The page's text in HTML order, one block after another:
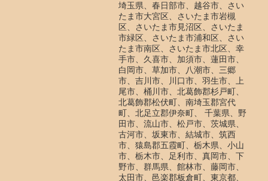
埼玉県、春日部市、越谷市、さい
たま市大宮区、さいたま市岩槻
区、さいたま市見沼区、さいたま
市緑区、さいたま市浦和区、さい
たま市南区、さいたま市北区、幸
手市、久喜市、加須市、蓮田市、
白岡市、草加市、八潮市、三郷
市、吉川市、川口市、羽生市、上
尾市、桶川市、北葛飾郡杉戸町、
北葛飾郡松伏町、南埼玉郡宮代
町、北足立郡伊奈町、 千葉県、野
田市、流山市、松戸市、茨城県、
古河市、坂東市、結城市、筑西
市、猿島郡五霞町、栃木県、小山
市、栃木市、足利市、真岡市、下
野市、群馬県、館林市、藤岡市、
太田市、邑楽郡板倉町、東京都、